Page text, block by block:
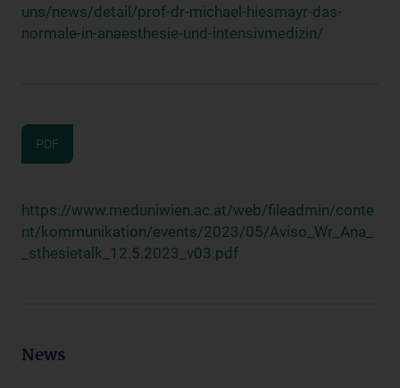
uns/news/detail/prof-dr-michael-hiesmayr-das-
normale-in-anaesthesie-und-intensivmedizin/
PDF
https://www.meduniwien.ac.at/web/fileadmin/conte
nt/kommunikation/events/2023/05/Aviso_Wr_Ana_
_sthesietalk_12.5.2023_v03.pdf
News